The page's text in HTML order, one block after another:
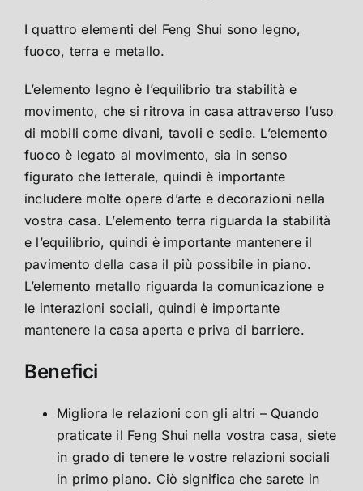
I quattro elementi del Feng Shui sono legno,
fuoco, terra e metallo.
L’elemento legno è l’equilibrio tra stabilità e
movimento, che si ritrova in casa attraverso l’uso
di mobili come divani, tavoli e sedie. L’elemento
fuoco è legato al movimento, sia in senso
figurato che letterale, quindi è importante
includere molte opere d’arte e decorazioni nella
vostra casa. L’elemento terra riguarda la stabilità
e l’equilibrio, quindi è importante mantenere il
pavimento della casa il più possibile in piano.
L’elemento metallo riguarda la comunicazione e
le interazioni sociali, quindi è importante
mantenere la casa aperta e priva di barriere.
Benefici
Migliora le relazioni con gli altri – Quando
praticate il Feng Shui nella vostra casa, siete
in grado di tenere le vostre relazioni sociali
in primo piano. Ciò significa che sarete in